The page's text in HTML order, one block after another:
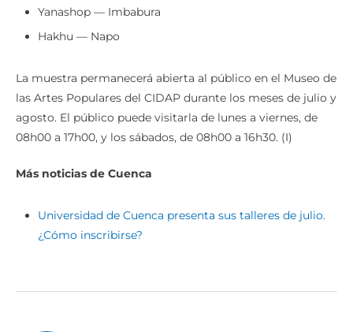
Yanashop — Imbabura
Hakhu — Napo
La muestra permanecerá abierta al público en el Museo de
las Artes Populares del CIDAP durante los meses de julio y
agosto. El público puede visitarla de lunes a viernes, de
08h00 a 17h00, y los sábados, de 08h00 a 16h30. (I)
Más noticias de Cuenca
Universidad de Cuenca presenta sus talleres de julio.
¿Cómo inscribirse?